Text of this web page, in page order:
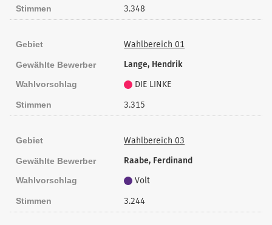
Stimmen 3.348
Gebiet Wahlbereich 01
Gewählte Bewerber Lange, Hendrik
Wahlvorschlag DIE LINKE
Stimmen 3.315
Gebiet Wahlbereich 03
Gewählte Bewerber Raabe, Ferdinand
Wahlvorschlag Volt
Stimmen 3.244